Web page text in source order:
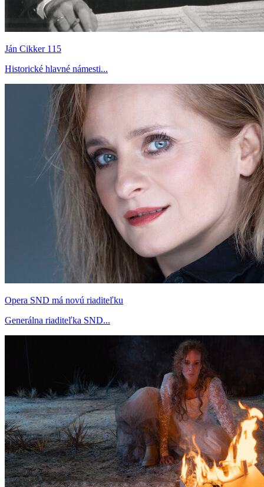
Ján Cikker 115
Historické hlavné námesti...
Opera SND má novú riaditeľku
Generálna riaditeľka SND...